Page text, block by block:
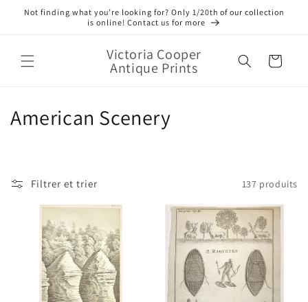
passer
Not finding what you’re looking for? Only 1/20th of our collection
is online! Contact us for more
Victoria Cooper
Antique Prints Panier
C
American Scenery
Filtrer et trier 137 produits